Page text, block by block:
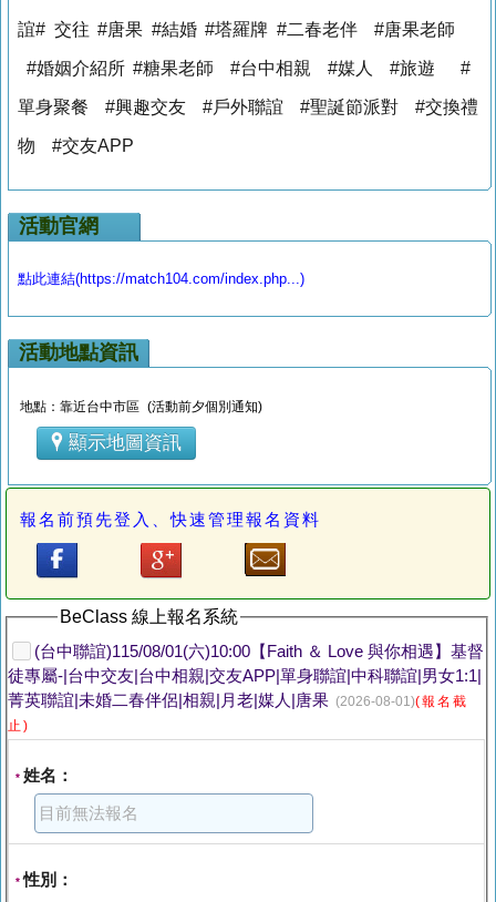
誼# 交往 #唐果 #結婚 #塔羅牌 #二春老伴 #唐果老師
#婚姻介紹所 #糖果老師 #台中相親 #媒人 #旅遊 #
單身聚餐 #興趣交友 #戶外聯誼 #聖誕節派對 #交換禮
物 #交友APP
活動官網
點此連結(https://match104.com/index.php...)
活動地點資訊
地點：靠近台中市區 (活動前夕個別通知)
顯示地圖資訊
報名前預先登入、快速管理報名資料
BeClass 線上報名系統
(台中聯誼)115/08/01(六)10:00【Faith ＆ Love 與你相遇】基督
徒專屬-|台中交友|台中相親|交友APP|單身聯誼|中科聯誼|男女1:1|
菁英聯誼|未婚二春伴侶|相親|月老|媒人|唐果 (2026-08-01)(報名截
止)
* 姓名：
*性別：